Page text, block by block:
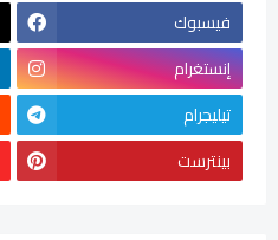
فيسبوك
إنستغرام
تيليجرام
بينترست